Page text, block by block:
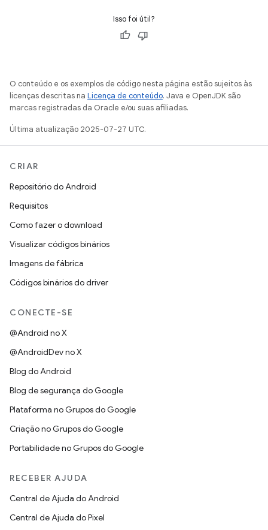
Isso foi útil?
O conteúdo e os exemplos de código nesta página estão sujeitos às
licenças descritas na Licença de conteúdo. Java e OpenJDK são
marcas registradas da Oracle e/ou suas afiliadas.
Última atualização 2025-07-27 UTC.
CRIAR
Repositório do Android
Requisitos
Como fazer o download
Visualizar códigos binários
Imagens de fábrica
Códigos binários do driver
CONECTE-SE
@Android no X
@AndroidDev no X
Blog do Android
Blog de segurança do Google
Plataforma no Grupos do Google
Criação no Grupos do Google
Portabilidade no Grupos do Google
RECEBER AJUDA
Central de Ajuda do Android
Central de Ajuda do Pixel